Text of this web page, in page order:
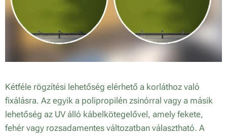
Kétféle rögzítési lehetőség elérhető a korláthoz való
fixálásra. Az egyik a polipropilén zsinórral vagy a másik
lehetőség az UV álló kábelkötegelővel, amely fekete,
fehér vagy rozsadamentes változatban választható. A